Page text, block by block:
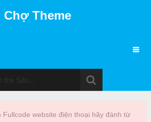
Chợ Theme
Fullcode website điện thoại hãy đánh từ